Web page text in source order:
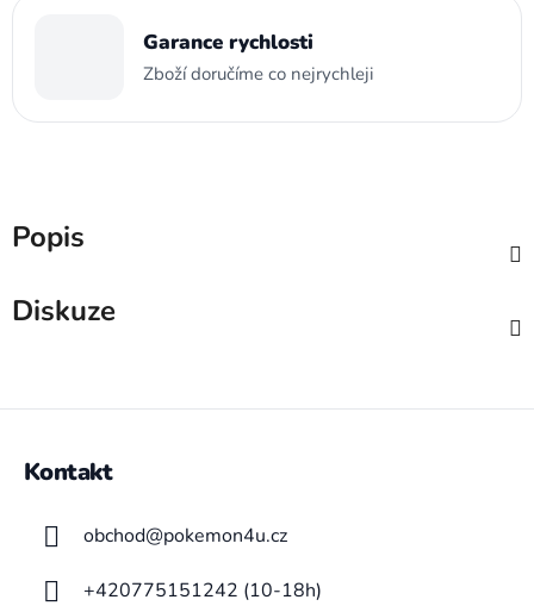
Garance rychlosti
Zboží doručíme co nejrychleji
Popis
Diskuze
Kontakt
obchod@pokemon4u.cz
+420775151242 (10-18h)